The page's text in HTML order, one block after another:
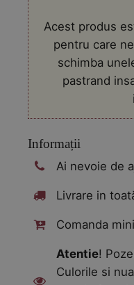
Acest produs
pentru care
schimba
pastrand
Informații
Ai nevoie de
Livrare in
Comanda
Atentie!
Culorile si